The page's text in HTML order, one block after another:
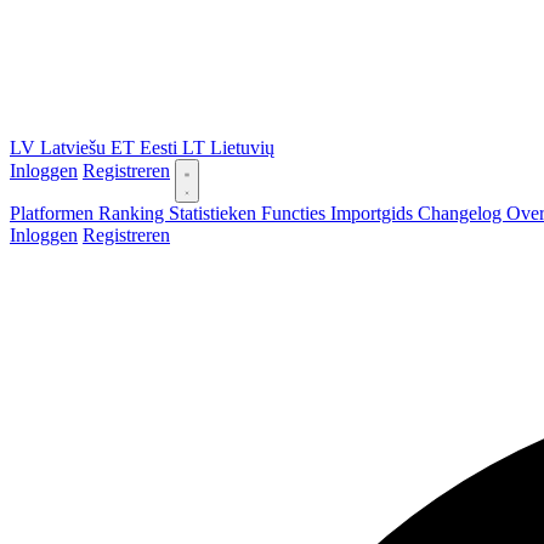
LV Latviešu ET Eesti LT Lietuvių
Inloggen Registreren
Platformen Ranking Statistieken Functies Importgids Changelog Over
Inloggen Registreren